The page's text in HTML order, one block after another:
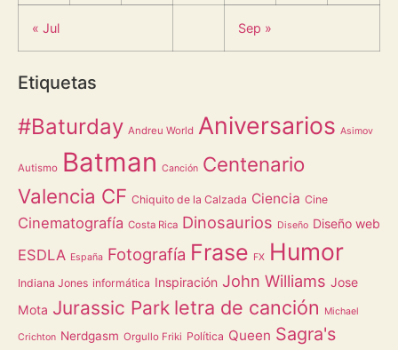
« Jul Sep »
Etiquetas
#Baturday Andreu World Aniversarios Asimov
Autismo Batman Canción Centenario
Valencia CF Chiquito de la Calzada Ciencia Cine
Cinematografía Costa Rica Dinosaurios Diseño Diseño web
ESDLA España Fotografía Frase FX Humor
Indiana Jones informática Inspiración John Williams Jose
Mota Jurassic Park letra de canción Michael
Crichton Nerdgasm Orgullo Friki Política Queen Sagra's